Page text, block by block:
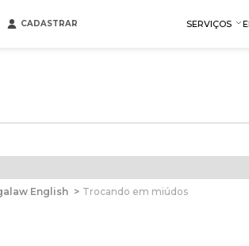
CADASTRAR SERVIÇOS
English > Trocando em miúdos